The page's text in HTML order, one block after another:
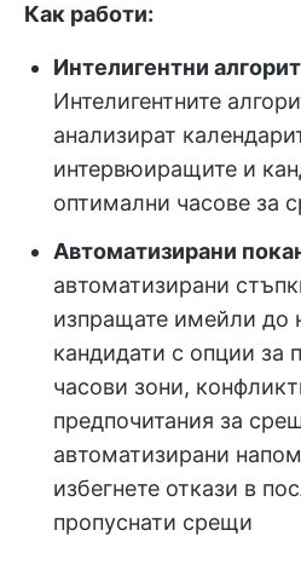
Как работи:
Интелигентни
Интелигентните
анализират
интервюиращите и
оптимални часове за
Автоматизирани
автоматизирани
изпращате имейли до
кандидати с опции за
часови зони,
предпочитания за
автоматизирани
избегнете откази в
пропуснати срещи